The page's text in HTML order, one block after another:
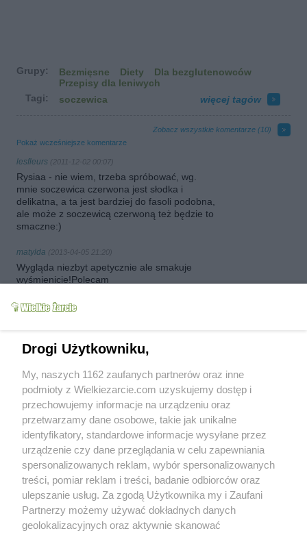
Grupy: Bezmięsne Diety
Dla bezglutenowców
Przepisy dla leniwych
Tagi:
soczewica więcej tagów
Zobacz wszystkie komentarze (10)
Pokaż wcześniejsze komentarze
lesfleurs (2011-12-02 00:07)
Rysiaa - nie wiem, trzeba spróbować, wg.
mnie soczewica czerwona jest słodka i
delikatna, a ta jest bardziej do fasoli podobna,
ale może z soczewicą czerwoną też będzie to
smaczne:)
matylda (2013-04-05 21:20)
Wygląda niezbyt apetycznie ale smakuje
wyśmienicie!Polecam
słodki buraczek
Przygotuję dziś na obiad i podzielę się
wrażeniami.
Mama - Różyczki (2013-07-05 12:32)
Ale się uśmiałam z tej dzikiej świni
słodki buraczek (2013-07-05 14:26)
Hmm... Rzeczywiście dość nieciekawie
wygląda wersja ostateczna. W smaku...?
Mnie nie zachwyciło. Doprawiłam nieco
inaczej. Ale ogólnie pomysł dobry, trzeba
pokombinować z przyprawami i mamy
zdrowe, pożywne danie. Dziękuję za
inspirację!
Drogi Użytkowniku,
My, naszych 1162 zaufanych partnerów oraz inne
podmioty z Wielkiezarcie.com uzyskujemy dostęp i
przechowujemy informacje na urządzeniu oraz
przetwarzamy dane osobowe, takie jak unikalne
identyfikatory, standardowe informacje wysyłane przez
urządzenie czy dane przeglądania w celu zapewniania
spersonalizowanych reklam, wybór spersonalizowanych
treści, pomiar reklam i treści, badanie odbiorców oraz
ulepszanie usług. Za zgodą Użytkownika my i Zaufani
Partnerzy możemy używać dokładnych danych
geolokalizacyjnych oraz aktywnie skanować